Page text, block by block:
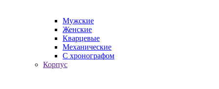
Мужские
Женские
Кварцевые
Механические
С хронографом
Корпус